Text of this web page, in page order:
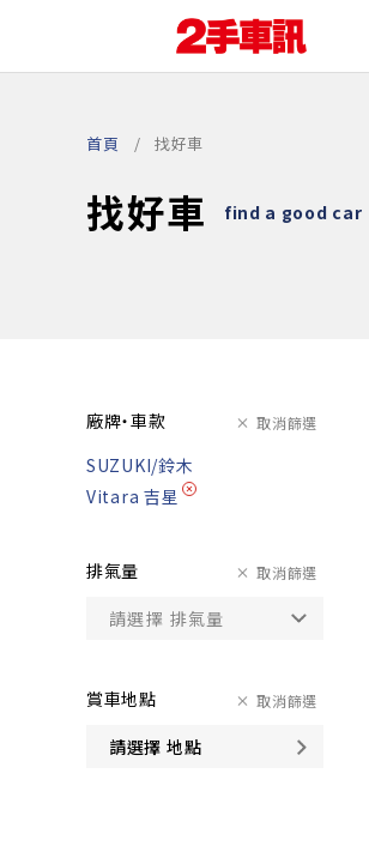
首頁 找好車
找好車 find a good car
廠牌・車款 取消篩選
SUZUKI/鈴木
Vitara 吉星
排氣量 取消篩選
賞車地點
請選擇 地點
取消篩選